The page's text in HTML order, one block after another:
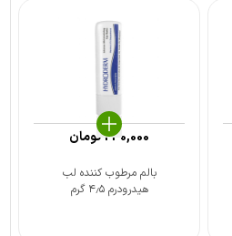
بالم مرطوب کننده لب
هیدرودرم ۴٫۵ گرم
230,000تومان